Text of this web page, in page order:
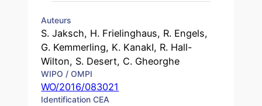
Auteurs
S. Jaksch, H. Frielinghaus, R. Engels,
G. Kemmerling, K. KanakI, R. Hall-
Wilton, S. Desert, C. Gheorghe
WIPO / OMPI
WO/2016/083021
Identification CEA